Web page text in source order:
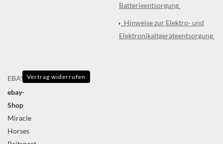
Batterieentsorgung
Hinweise zur Elektro- und
Elektronikaltgeräteentsorgung
EBAY
ebay-
Shop
Miracle
Horses
Vertrag widerrufen